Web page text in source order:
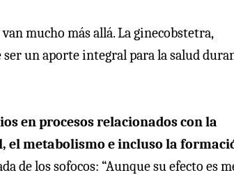
mucho más allá. La ginecobstetra,
un aporte integral para la salud
en procesos relacionados con la
el metabolismo e incluso la
de los sofocos: “Aunque su efecto es